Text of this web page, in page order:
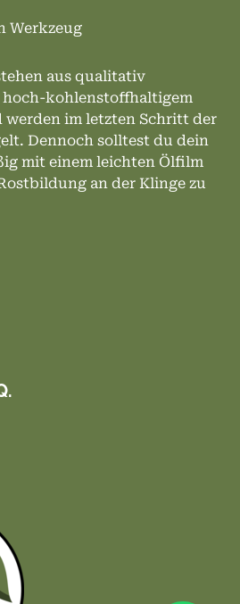
Werkzeug
aus qualitativ
kohlenstoffhaltigem
werden im letzten Schritt der
Dennoch solltest du dein
mit einem leichten Ölfilm
an der Klinge zu